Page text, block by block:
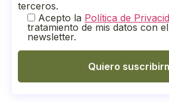
terceros.
Acepto la Política de
tratamiento de mis datos con
newsletter.